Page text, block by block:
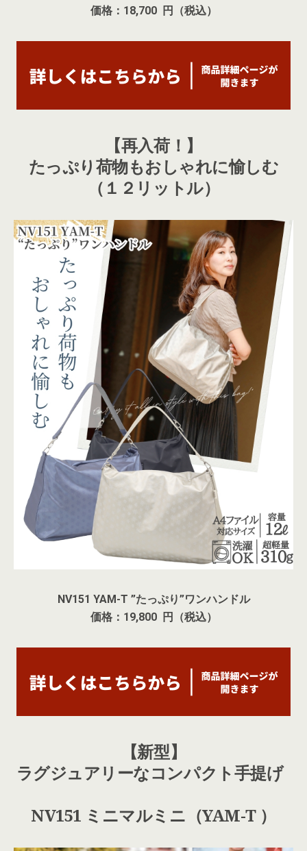
価格：18,700 円（税込）
【再入荷！】
たっぷり荷物もおしゃれに愉しむ
（１２リットル）
NV151 YAM-T ”たっぷり”ワンハンドル
価格：19,800 円（税込）
【新型】
ラグジュアリーなコンパクト手提げ
NV151 ミニマルミニ（YAM-T ）